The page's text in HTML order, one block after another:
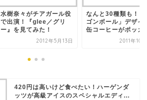
水樹奈々がチアガール役
で出演！『glee／グリ
ー』を見てみた！
2012年5月13日
なんと30種類も！「
ゴンボール」デザイ
缶コーヒーがポッカ
2011年10
420円は高いけど食べたい！ハーゲンダ
ッツが高級アイスのスペシャルエディ...